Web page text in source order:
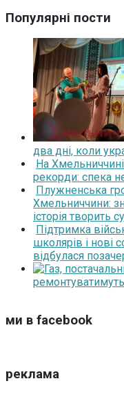
Популярні пости
два дні, коли
На
рекорди: спека
Плужненська
Хмельниччини:
історія творить
Підтримка
школярів і нові
відбулася
ми в facebook
реклама